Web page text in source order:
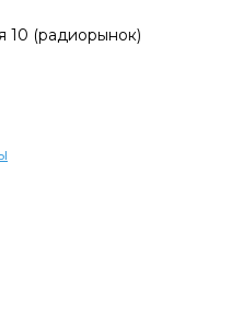
10 (радиорынок)